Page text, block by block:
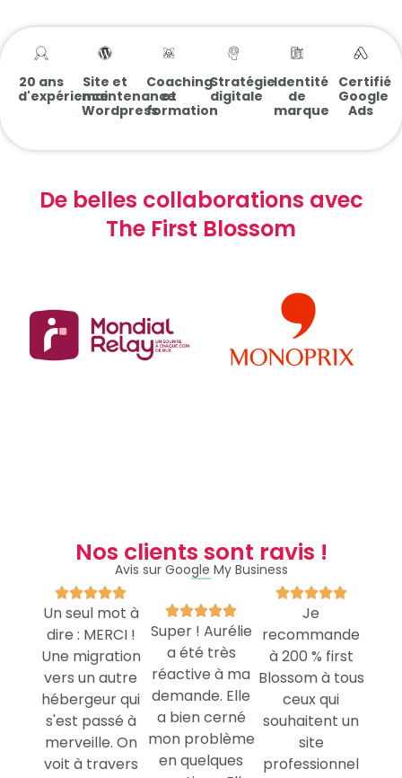
20 ans
d'expérience
Site et
maintenance
Wordpress
Coaching
et
formation
Stratégie
digitale
Identité
de
marque
Certifié
Google
Ads
De belles collaborations avec
The First Blossom
Nos clients sont ravis !
Avis sur Google My Business

Un seul mot à
dire : MERCI !
Une migration
vers un autre
hébergeur qui
s'est passé à
merveille. On
voit à travers

Super ! Aurélie
a été très
réactive à ma
demande. Elle
a bien cerné
mon problème
en quelques

Je
recommande
à 200 % first
Blossom à tous
ceux qui
souhaitent un
site
professionnel